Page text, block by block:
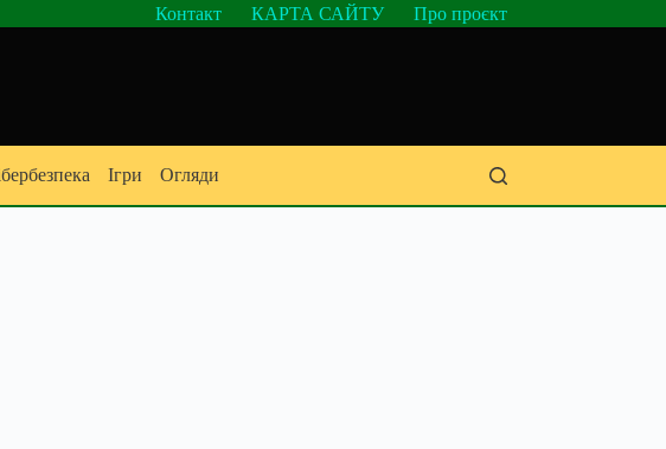
Контакт КАРТА САЙТУ Про проєкт
Ігри Огляди